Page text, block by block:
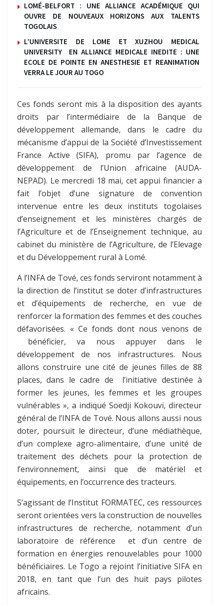
LOMÉ-BELFORT : UNE ALLIANCE ACADÉMIQUE QUI
OUVRE DE NOUVEAUX HORIZONS AUX TALENTS
TOGOLAIS
L’UNIVERSITE DE LOME ET XUZHOU MEDICAL
UNIVERSITY EN ALLIANCE MEDICALE INEDITE : UNE
ECOLE DE POINTE EN ANESTHESIE ET REANIMATION
VERRA LE JOUR AU TOGO
Ces fonds seront mis à la disposition des ayants
droits par l’intermédiaire de la Banque de
développement allemande, dans le cadre du
mécanisme d’appui de la Société d’Investissement
France Active (SIFA), promu par l’agence de
développement de l’Union africaine (AUDA-
NEPAD). Le mercredi 18 mai, cet appui financier a
fait l’objet d’une signature de convention
intervenue entre les deux instituts togolaises
d’enseignement et les ministères chargés de
l’Agriculture et de l’Enseignement technique, au
cabinet du ministère de l’Agriculture, de l’Elevage
et du Développement rural à Lomé.
A l’INFA de Tové, ces fonds serviront notamment à
la direction de l’institut se doter d’infrastructures
et d’équipements de recherche, en vue de
renforcer la formation des femmes et des couches
défavorisées. « Ce fonds dont nous venons de
bénéficier, va nous appuyer dans le
développement de nos infrastructures. Nous
allons construire une cité de jeunes filles de 88
places, dans le cadre de l’initiative destinée à
former les jeunes, les femmes et les groupes
vulnérables », a indiqué Soedji Kokouvi, directeur
général de l’INFA de Tové. Nous allons aussi nous
doter, poursuit le directeur, d’une médiathèque,
d’un complexe agro-alimentaire, d’une unité de
traitement des déchets pour la protection de
l’environnement, ainsi que de matériel et
équipements, en l’occurrence des tracteurs.
S’agissant de l’Institut FORMATEC, ces ressources
seront orientées vers la construction de nouvelles
infrastructures de recherche, notamment d’un
laboratoire de référence et d’un centre de
formation en énergies renouvelables pour 1000
bénéficiaires. Le Togo a rejoint l’initiative SIFA en
2018, en tant que l’un des huit pays pilotes
africains.